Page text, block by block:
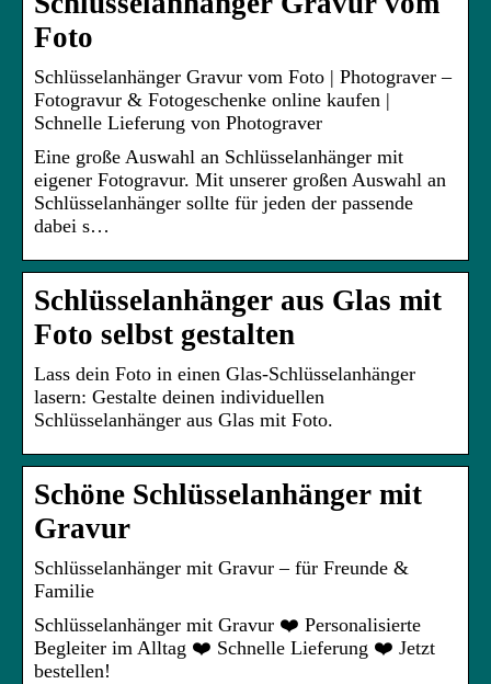
Foto
Schlüsselanhänger Gravur vom Foto | Photograver –
Fotogravur & Fotogeschenke online kaufen |
Schnelle Lieferung von Photograver
Eine große Auswahl an Schlüsselanhänger mit
eigener Fotogravur. Mit unserer großen Auswahl an
Schlüsselanhänger sollte für jeden der passende
dabei s…
Schlüsselanhänger aus Glas mit
Foto selbst gestalten
Lass dein Foto in einen Glas-Schlüsselanhänger
lasern: Gestalte deinen individuellen
Schlüsselanhänger aus Glas mit Foto.
Schöne Schlüsselanhänger mit
Gravur
Schlüsselanhänger mit Gravur – für Freunde &
Familie
Schlüsselanhänger mit Gravur ❤️ Personalisierte
Begleiter im Alltag ❤️ Schnelle Lieferung ❤️ Jetzt
bestellen!